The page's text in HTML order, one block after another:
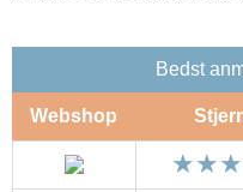
Bedst
Webshop